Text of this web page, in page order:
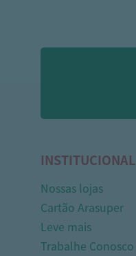
INSTITUCIONAL
Nossas lojas
Cartão Arasuper
Leve mais
Trabalhe Conosco